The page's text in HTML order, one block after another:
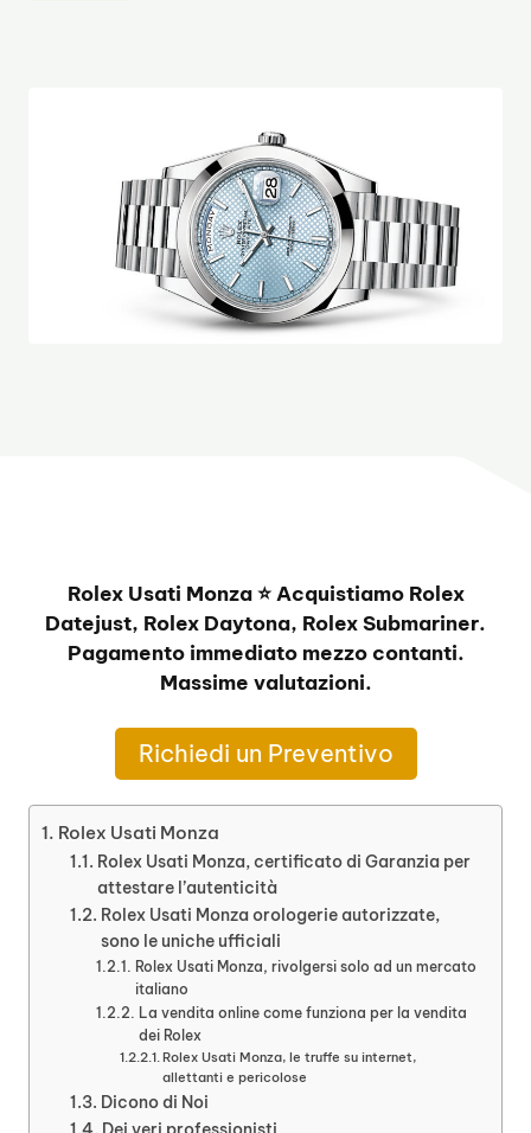
Rolex Usati Monza ⭐ Acquistiamo Rolex
Datejust, Rolex Daytona, Rolex Submariner.
Pagamento immediato mezzo contanti.
Massime valutazioni.
Richiedi un Preventivo
Rolex Usati Monza
Rolex Usati Monza, certificato di Garanzia per
attestare l’autenticità
Rolex Usati Monza orologerie autorizzate,
sono le uniche ufficiali
Rolex Usati Monza, rivolgersi solo ad un mercato
italiano
La vendita online come funziona per la vendita
dei Rolex
Rolex Usati Monza, le truffe su internet,
allettanti e pericolose
Dicono di Noi